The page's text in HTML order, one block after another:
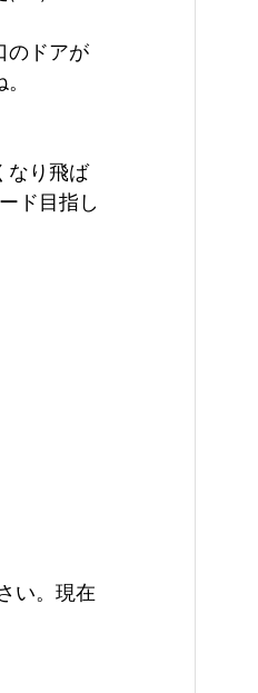
のドアが
なり飛ば
ド目指し
い。現在